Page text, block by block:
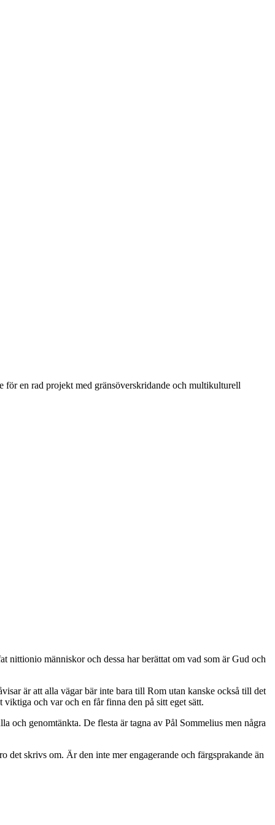
en rad projekt med gränsöverskridande och multikulturell
människor och dessa har berättat om vad som är Gud och
är att alla vägar bär inte bara till Rom utan kanske också till det
och var och en får finna den på sitt eget sätt.
och genomtänkta. De flesta är tagna av Pål Sommelius men några
skrivs om. Är den inte mer engagerande och färgsprakande än